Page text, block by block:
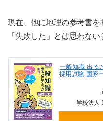
現在、他に地理の参考書
「失敗した」とは思わない
一般知識 出る
採用試験 国家
学校法人